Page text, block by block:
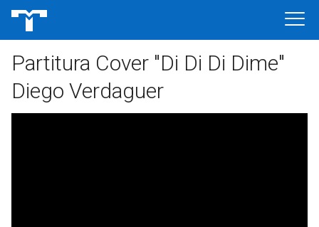
Partitura Cover "Di Di Di Dime"
Diego Verdaguer